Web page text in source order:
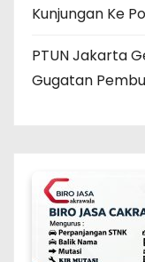
Kunjungan Ke
PTUN Jakarta
Gugatan